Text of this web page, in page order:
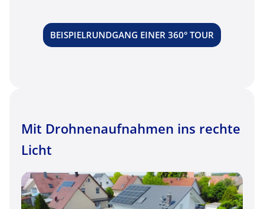
BEISPIELRUNDGANG EINER 360° TOUR
Mit Drohnenaufnahmen ins rechte
Licht